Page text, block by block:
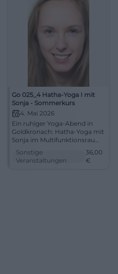
Go 025_4 Hatha-Yoga I mit
Sonja - Sommerkurs
4. Mai 2026
Ein ruhiger Yoga-Abend in
Goldkronach: Hatha-Yoga mit
Sonja im Multifunktionsraum
der Grundschule. 04.05.2026,
36 Euro. Jetzt Platz sichern.
#Yoga
Sonstige
Veranstaltungen
36,00
€